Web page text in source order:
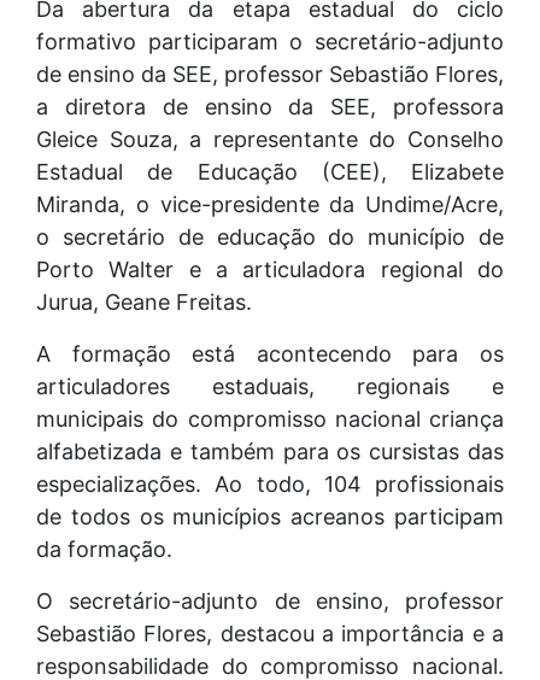
Da abertura da etapa estadual do ciclo
formativo participaram o secretário-adjunto
de ensino da SEE, professor Sebastião Flores,
a diretora de ensino da SEE, professora
Gleice Souza, a representante do Conselho
Estadual de Educação (CEE), Elizabete
Miranda, o vice-presidente da Undime/Acre,
o secretário de educação do município de
Porto Walter e a articuladora regional do
Jurua, Geane Freitas.
A formação está acontecendo para os
articuladores estaduais, regionais e
municipais do compromisso nacional criança
alfabetizada e também para os cursistas das
especializações. Ao todo, 104 profissionais
de todos os municípios acreanos participam
da formação.
O secretário-adjunto de ensino, professor
Sebastião Flores, destacou a importância e a
responsabilidade do compromisso nacional.